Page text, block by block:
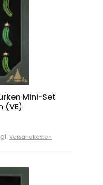
Mini-Set
(VE)
Versandkosten